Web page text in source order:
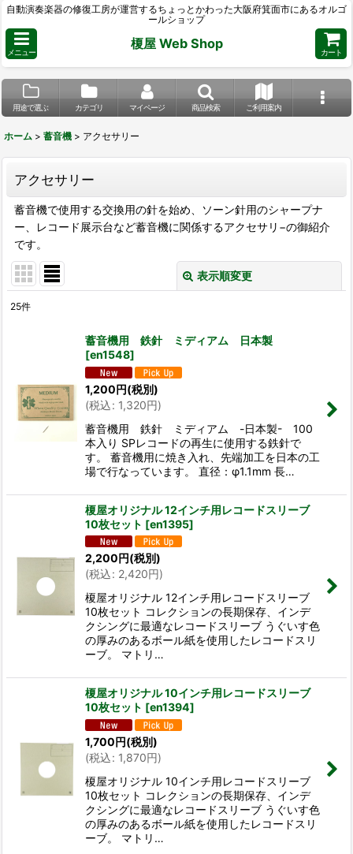
自動演奏楽器の修復工房が運営するちょっとかわった大阪府箕面市にあるオルゴ
ールショップ
メニュー
榎屋 Web Shop
カート
用途で選ぶ カテゴリ マイページ 商品検索 ご利用案内
ホーム > 蓄音機 > アクセサリー
アクセサリー
蓄音機で使用する交換用の針を始め、ソーン針用のシャープナ
ー、レコード展示台など蓄音機に関係するアクセサリ−の御紹介
です。
表示順変更
絞り込む
25件
蓄音機用 鉄針 ミディアム 日本製
[en1548]
1,200円(税別)
(税込: 1,320円)
蓄音機用 鉄針 ミディアム -日本製- 100
本入り SPレコードの再生に使用する鉄針で
す。 蓄音機用に焼き入れ、先端加工を日本の工
場で行なっています。 直径：φ1.1mm 長…
榎屋オリジナル 12インチ用レコードスリーブ
10枚セット [en1395]
2,200円(税別)
(税込: 2,420円)
榎屋オリジナル 12インチ用レコードスリーブ
10枚セット コレクションの長期保存、インデ
クシングに最適なレコードスリーブ うぐいす色
の厚みのあるボール紙を使用したレコードスリ
ーブ。 マトリ…
榎屋オリジナル 10インチ用レコードスリーブ
10枚セット [en1394]
1,700円(税別)
(税込: 1,870円)
榎屋オリジナル 10インチ用レコードスリーブ
10枚セット コレクションの長期保存、インデ
クシングに最適なレコードスリーブ うぐいす色
の厚みのあるボール紙を使用したレコードスリ
ーブ。 マトリ…